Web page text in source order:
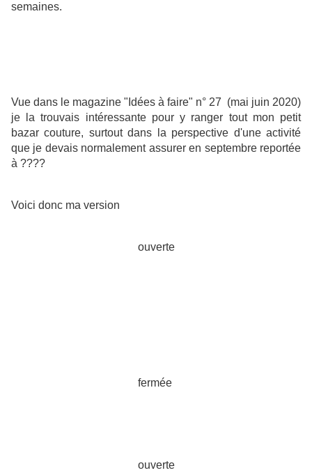
semaines.
Vue dans le magazine "Idées à faire" n° 27 (mai juin 2020)
je la trouvais intéressante pour y ranger tout mon petit
bazar couture, surtout dans la perspective d'une activité
que je devais normalement assurer en septembre reportée
à ????
Voici donc ma version
ouverte
fermée
ouverte